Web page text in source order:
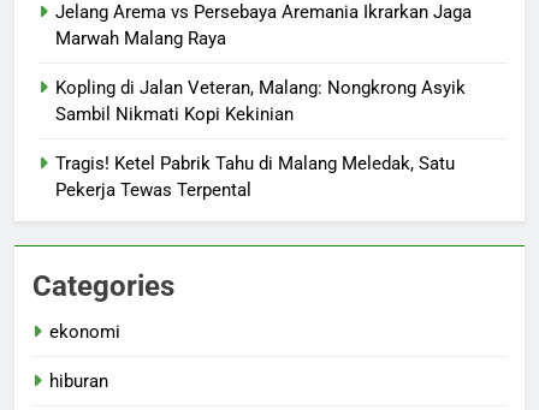
Jelang Arema vs Persebaya Aremania Ikrarkan Jaga
Marwah Malang Raya
Kopling di Jalan Veteran, Malang: Nongkrong Asyik
Sambil Nikmati Kopi Kekinian
Tragis! Ketel Pabrik Tahu di Malang Meledak, Satu
Pekerja Tewas Terpental
Categories
ekonomi
hiburan